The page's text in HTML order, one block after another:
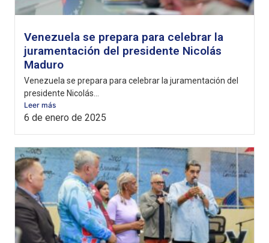
Venezuela se prepara para celebrar la
juramentación del presidente Nicolás
Maduro
Venezuela se prepara para celebrar la juramentación del
presidente Nicolás...
Leer más
6 de enero de 2025